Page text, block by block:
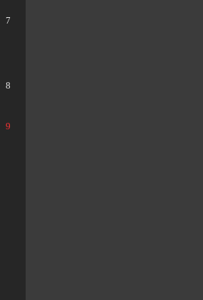
7
8
9